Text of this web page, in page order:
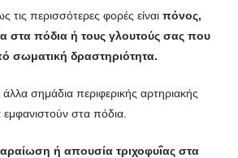
περισσότερες φορές είναι πόνος,
στα πόδια ή τους γλουτούς σας που
σωματική δραστηριότητα.
σημάδια περιφερικής αρτηριακής
στα πόδια.
αραίωση ή απουσία τριχοφυΐας στα